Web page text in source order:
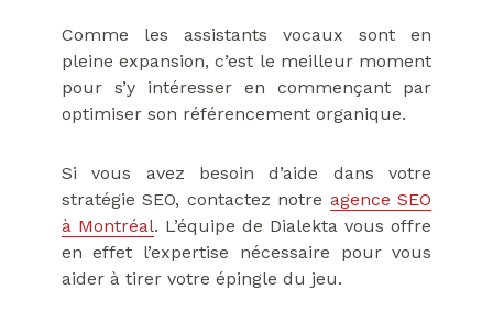
Comme les assistants vocaux sont en
pleine expansion, c’est le meilleur moment
pour s’y intéresser en commençant par
optimiser son référencement organique.
Si vous avez besoin d’aide dans votre
stratégie SEO, contactez notre agence SEO
à Montréal. L’équipe de Dialekta vous offre
en effet l’expertise nécessaire pour vous
aider à tirer votre épingle du jeu.